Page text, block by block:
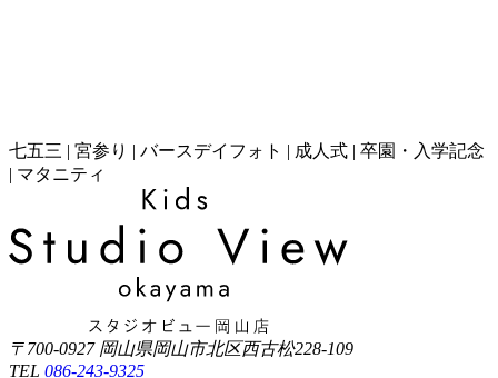
七五三 | 宮参り | バースデイフォト | 成人式 | 卒園・入学記念
| マタニティ
〒700-0927 岡山県岡山市北区西古松228-109
TEL 086-243-9325